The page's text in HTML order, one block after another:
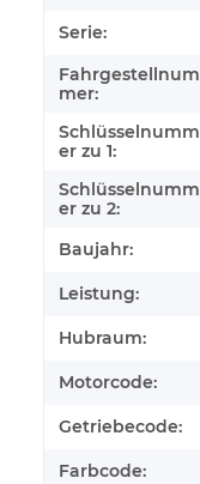
Serie:
Fahrgestellnum
mer:
Schlüsselnumm
er zu 1:
Schlüsselnumm
er zu 2:
Baujahr:
Leistung:
Hubraum:
Motorcode:
Getriebecode:
Farbcode: